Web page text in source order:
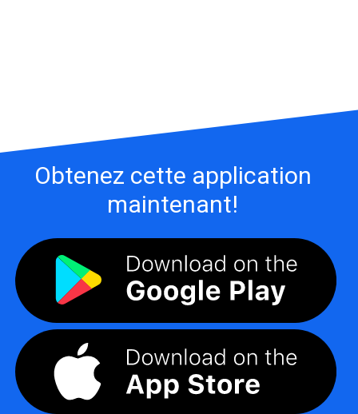
Obtenez cette application
maintenant!